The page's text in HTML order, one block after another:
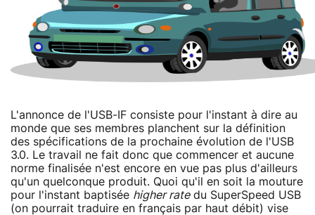
L'annonce de l'USB-IF consiste pour l'instant à dire au
monde que ses membres planchent sur la définition
des spécifications de la prochaine évolution de l'USB
3.0. Le travail ne fait donc que commencer et aucune
norme finalisée n'est encore en vue pas plus d'ailleurs
qu'un quelconque produit. Quoi qu'il en soit la mouture
pour l'instant baptisée higher ratedu SuperSpeed USB
(on pourrait traduire en français par haut débit) vise